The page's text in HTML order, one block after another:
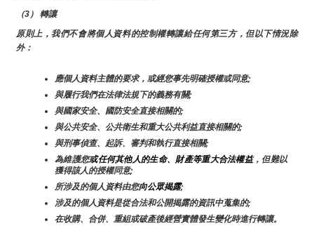
（3） 轉讓
原則上，我們不會將個人資料的控制權轉讓給任何第三方，但以下情況除
外：
應個人資料主體的要求，或經您事先明確授權或同意;
與履行我們在法律法規下的義務有關;
與國家安全、國防安全直接相關的;
與公共安全、公共衛生和重大公共利益直接相關的;
與刑事偵查、起訴、審判和執行直接相關;
為維護您或任何其他人的生命、財產等重大合法權益，但難以
獲得該人的授權同意;
所涉及的個人資料由您向公眾揭露;
涉及的個人資料是從合法和公開揭露的資訊中蒐集的;
在收購、合併、重組或破產後經營實體發生變化時進行轉讓。